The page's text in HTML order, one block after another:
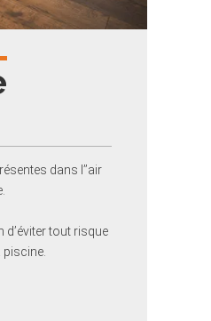
dans l’’air
d’éviter tout risque
piscine.